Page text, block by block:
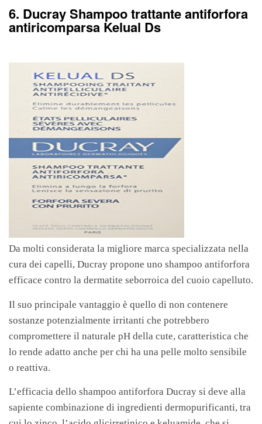
6. Ducray Shampoo trattante antiforfora
antiricomparsa Kelual Ds
Da molti considerata la migliore marca specializzata nella
cura dei capelli, Ducray propone uno shampoo antiforfora
efficace contro la dermatite seborroica del cuoio capelluto.
Il suo principale vantaggio è quello di non contenere
sostanze potenzialmente irritanti che potrebbero
compromettere il naturale pH della cute, caratteristica che
lo rende adatto anche per chi ha una pelle molto sensibile
o reattiva.
L’efficacia dello shampoo antiforfora Ducray si deve alla
sapiente combinazione di ingredienti dermopurificanti, tra